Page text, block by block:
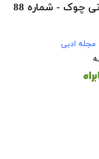
چوک - شماره 88
مجله ادبی